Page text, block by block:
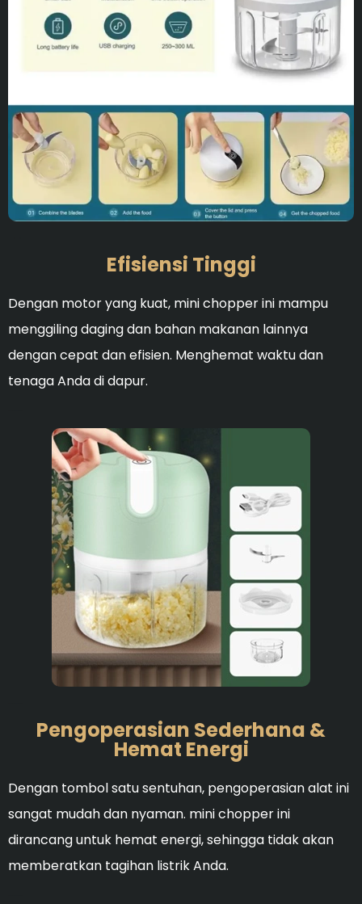
Efisiensi Tinggi
Dengan motor yang kuat, mini chopper ini mampu
menggiling daging dan bahan makanan lainnya
dengan cepat dan efisien. Menghemat waktu dan
tenaga Anda di dapur.
Pengoperasian Sederhana &
Hemat Energi
Dengan tombol satu sentuhan, pengoperasian alat ini
sangat mudah dan nyaman. mini chopper ini
dirancang untuk hemat energi, sehingga tidak akan
memberatkan tagihan listrik Anda.